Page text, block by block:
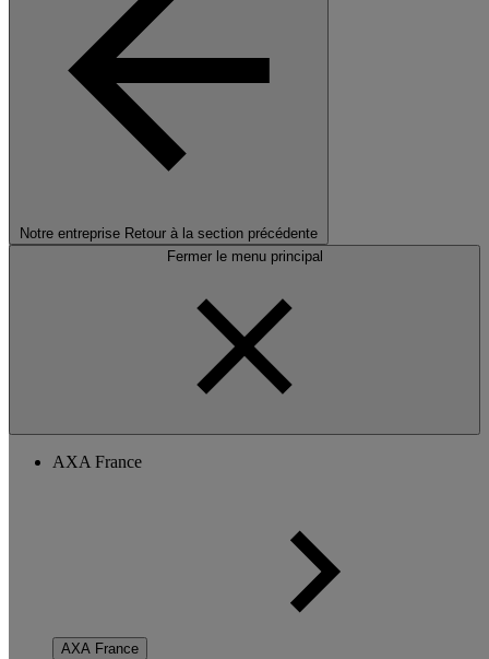
Notre entreprise Retour à la section précédente
Fermer le menu principal
AXA France
AXA France